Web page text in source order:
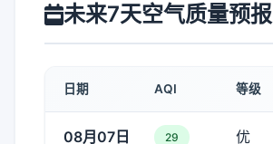
未来7天空气质量预报
日期 AQI 等级
08月07日 29 优